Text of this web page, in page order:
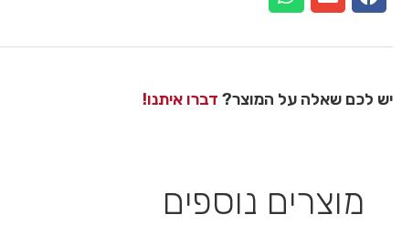
יש לכם שאלה על המוצר? דברו איתנו!
מוצרים נוספים